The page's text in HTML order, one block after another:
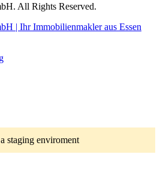
All Rights Reserved.
staging enviroment